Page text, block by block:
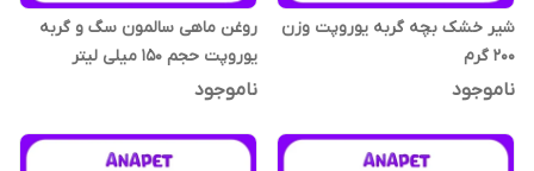
شیر خشک بچه گربه یوروپت وزن
200 گرم
ناموجود
روغن ماهی سالمون سگ و گربه
یوروپت حجم 150 میلی لیتر
ناموجود